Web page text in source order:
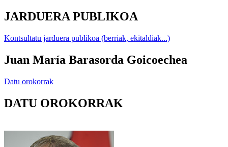
JARDUERA PUBLIKOA
Kontsultatu jarduera publikoa (berriak, ekitaldiak...)
Juan María Barasorda Goicoechea
Datu orokorrak
DATU OROKORRAK